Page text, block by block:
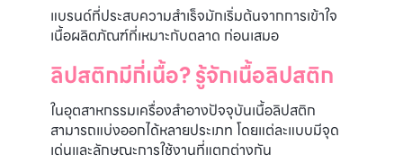
แบรนด์ที่ประสบความสำเร็จมักเริ่มต้นจากการเข้าใจ
เนื้อผลิตภัณฑ์ที่เหมาะกับตลาด ก่อนเสมอ
ลิปสติกมีกี่เนื้อ? รู้จักเนื้อลิปสติก
ในอุตสาหกรรมเครื่องสำอางปัจจุบันเนื้อลิปสติก
สามารถแบ่งออกได้หลายประเภท โดยแต่ละแบบมีจุด
เด่นและลักษณะการใช้งานที่แตกต่างกัน